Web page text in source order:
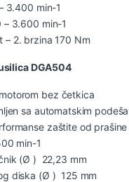
3.400 min-1
– 3.600 min-1
– 2. brzina 170 Nm
DGA504
bez četkica
sa automatskim
zaštite od
min-1
(Ø ) 22,23 mm
diska (Ø ) 125 mm